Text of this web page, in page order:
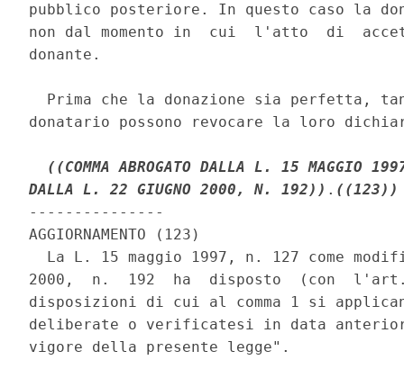
pubblico posteriore. In questo caso la
non dal momento in  cui  l'atto  di
donante.
Prima che la donazione sia perfetta,
donatario possono revocare la loro
((COMMA ABROGATO DALLA L. 15 MAGGIO
DALLA L. 22 GIUGNO 2000, N. 192)) . ((123))
---------------
AGGIORNAMENTO (123)
La L. 15 maggio 1997, n. 127 come
2000,  n.  192  ha  disposto  (con
disposizioni di cui al comma 1 si
deliberate o verificatesi in data